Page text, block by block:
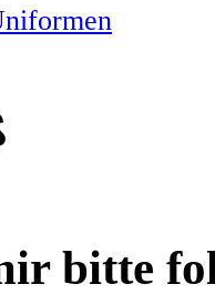
bitte